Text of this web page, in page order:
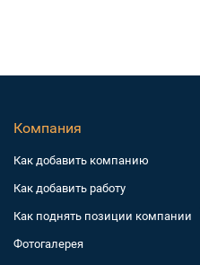
Компания
Как добавить компанию
Как добавить работу
Как поднять позиции компании
Фотогалерея